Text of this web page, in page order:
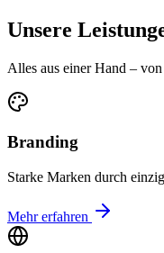
Unsere
Alles aus einer Hand –
Branding
Starke Marken durch
Mehr erfahren